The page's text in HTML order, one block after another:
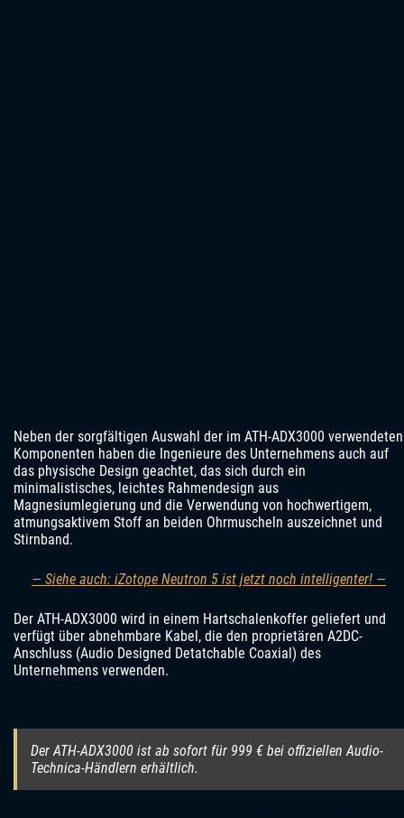
Neben der sorgfältigen Auswahl der im ATH-ADX3000 verwendeten
Komponenten haben die Ingenieure des Unternehmens auch auf
das physische Design geachtet, das sich durch ein
minimalistisches, leichtes Rahmendesign aus
Magnesiumlegierung und die Verwendung von hochwertigem,
atmungsaktivem Stoff an beiden Ohrmuscheln auszeichnet und
Stirnband.
— Siehe auch: iZotope Neutron 5 ist jetzt noch intelligenter! —
Der ATH-ADX3000 wird in einem Hartschalenkoffer geliefert und
verfügt über abnehmbare Kabel, die den proprietären A2DC-
Anschluss (Audio Designed Detatchable Coaxial) des
Unternehmens verwenden.
Der ATH-ADX3000 ist ab sofort für 999 € bei offiziellen Audio-
Technica-Händlern erhältlich.